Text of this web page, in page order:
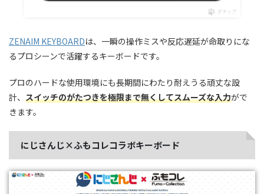
ポチップ
ZENAIM KEYBOARDは、一瞬の操作ミスや反応遅延が命取りにな
るプロシーンで活躍するキーボードです。
プロのハードな使用環境にも長期間にわたり耐えうる頑丈な設
計、 スイッチのがたつきを極限まで無くしてスムーズな入力がで
きます。
にじさんじ×ふもコレコラボキーボード